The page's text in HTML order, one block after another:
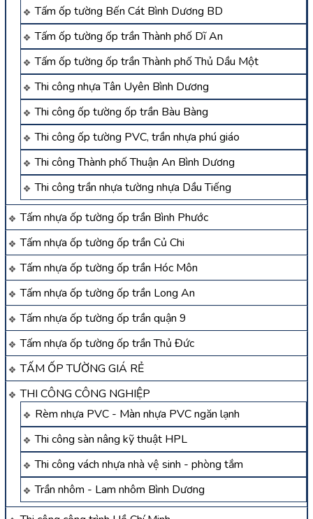
Tấm ốp tường Bến Cát Bình Dương BD
Tấm ốp tường ốp trần Thành phố Dĩ An
Tấm ốp tường ốp trần Thành phố Thủ Dầu Một
Thi công nhựa Tân Uyên Bình Dương
Thi công ốp tường ốp trần Bàu Bàng
Thi công ốp tường PVC, trần nhựa phú giáo
Thi công Thành phố Thuận An Bình Dương
Thi công trần nhựa tường nhựa Dầu Tiếng
Tấm nhựa ốp tường ốp trần Bình Phước
Tấm nhựa ốp tường ốp trần Củ Chi
Tấm nhựa ốp tường ốp trần Hóc Môn
Tấm nhựa ốp tường ốp trần Long An
Tấm nhựa ốp tường ốp trần quận 9
Tấm nhựa ốp tường ốp trần Thủ Đức
TẤM ỐP TƯỜNG GIÁ RẺ
THI CÔNG CÔNG NGHIỆP
Rèm nhựa PVC - Màn nhựa PVC ngăn lạnh
Thi công sàn nâng kỹ thuật HPL
Thi công vách nhựa nhà vệ sinh - phòng tắm
Trần nhôm - Lam nhôm Bình Dương